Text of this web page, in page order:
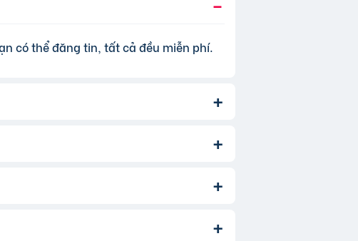
có thể đăng tin, tất cả đều miễn phí.
để tăng hiệu quả quảng cáo và
làm. Bạn chỉ cần chọn đúng chuyên
sản phẩm/dịch vụ bạn muốn tìm. Để